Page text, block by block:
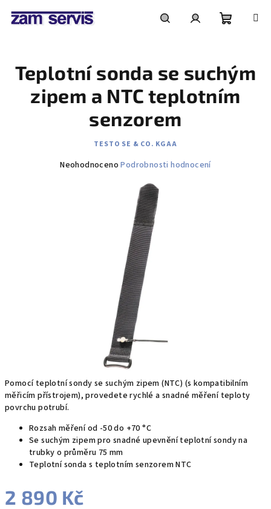
košík
Pomocí teplotní sondy se suchým zipem (NTC) (s kompatibilním
měřicím přístrojem), provedete rychlé a snadné měření teploty
povrchu potrubí.
Rozsah měření od -50 do +70 °C
Se suchým zipem pro snadné upevnění teplotní sondy na
trubky o průměru 75 mm
Teplotní sonda s teplotním senzorem NTC
2 890 Kč
Teplotní sonda se suchým
zipem a NTC teplotním
senzorem
TESTO SE & CO. KGAA
Průměrné
Neohodnoceno Podrobnosti hodnocení